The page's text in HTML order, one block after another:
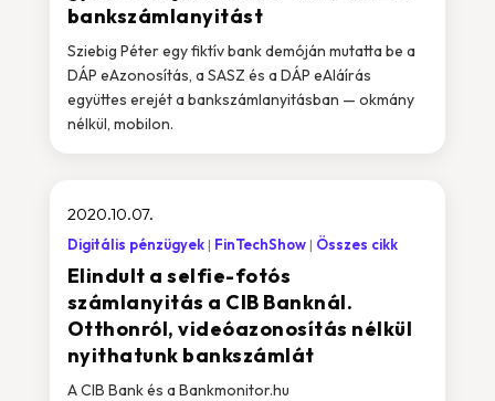
bankszámlanyitást
Sziebig Péter egy fiktív bank demóján mutatta be a
DÁP eAzonosítás, a SASZ és a DÁP eAláírás
együttes erejét a bankszámlanyitásban — okmány
nélkül, mobilon.
Elindult a selfie-fotós
számlanyitás a CIB Banknál.
Otthonról, videóazonosítás nélkül
nyithatunk bankszámlát
2020.10.07.
Digitális pénzügyek FinTechShow Összes cikk
A CIB Bank és a Bankmonitor.hu